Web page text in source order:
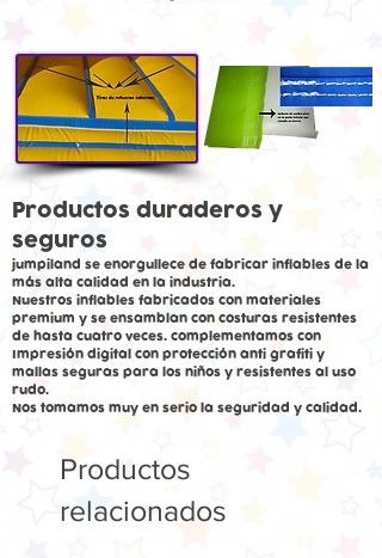
Productos duraderos y
seguros
jumpiland se enorgullece de fabricar inflables de la
más alta calidad en la industria.
Nuestros inflables fabricados con materiales
premium y se ensamblan con costuras resistentes
de hasta cuatro veces. complementamos con
Impresión digital con protección anti grafiti y
mallas seguras para los niños y resistentes al uso
rudo.
Nos tomamos muy en serio la seguridad y calidad.
Productos
relacionados